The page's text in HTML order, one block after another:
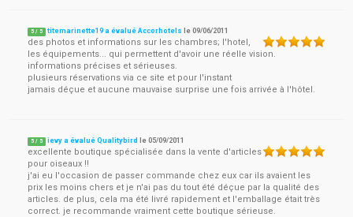
5 / 5 titemarinette19 a évalué Accorhotels le09/06/2011
des photos et informations sur les chambres; l'hotel,
les équipements... qui permettent d'avoir une réelle vision.
informations précises et sérieuses.
plusieurs réservations via ce site et pour l'instant
jamais déçue et aucune mauvaise surprise une fois arrivée à l'hôtel.
5 / 5 ievy a évalué Qualitybird le05/09/2011
excellente boutique spécialisée dans la vente d'articles
pour oiseaux !!
j'ai eu l'occasion de passer commande chez eux car ils avaient les
prix les moins chers et je n'ai pas du tout été déçue par la qualité des
articles. de plus, cela ma été livré rapidement et l'emballage était très
correct. je recommande vraiment cette boutique sérieuse.